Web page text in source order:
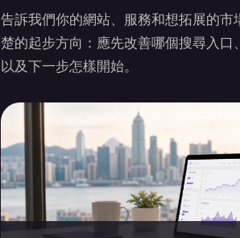
告訴我們你的網站、服務和想拓展的市
楚的起步方向：應先改善哪個搜尋入口
以及下一步怎樣開始。